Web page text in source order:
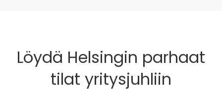
Löydä Helsingin parhaat
tilat yritysjuhliin